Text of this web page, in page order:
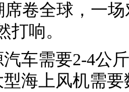
卷全球，一场
打响。
车需要2-4公
海上风机需